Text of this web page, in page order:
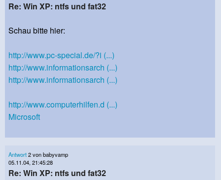
Re: Win XP: ntfs und fat32
Schau bitte hier:
http://www.pc-special.de/?i (...)
http://www.informationsarch (...)
http://www.informationsarch (...)
http://www.computerhilfen.d (...)
Microsoft
Antwort2 von babyvamp
05.11.04, 21:45:28
Re: Win XP: ntfs und fat32